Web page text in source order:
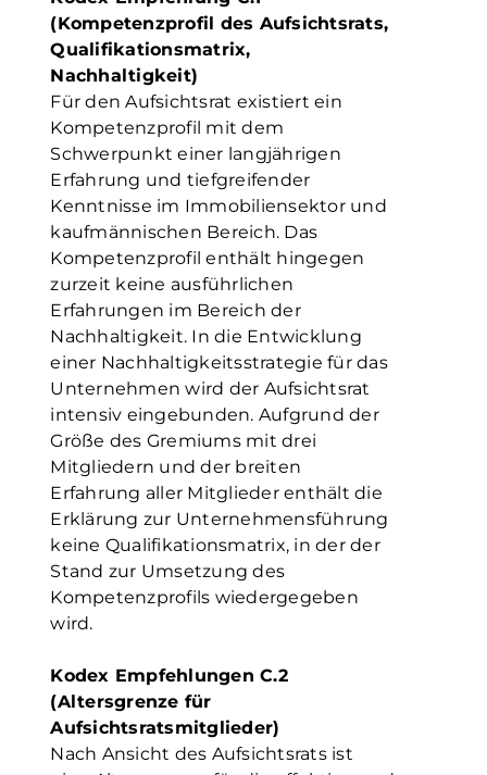
(Kompetenzprofil des Aufsichtsrats,
Qualifikationsmatrix,
Nachhaltigkeit)
Für den Aufsichtsrat existiert ein
Kompetenzprofil mit dem
Schwerpunkt einer langjährigen
Erfahrung und tiefgreifender
Kenntnisse im Immobiliensektor und
kaufmännischen Bereich. Das
Kompetenzprofil enthält hingegen
zurzeit keine ausführlichen
Erfahrungen im Bereich der
Nachhaltigkeit. In die Entwicklung
einer Nachhaltigkeitsstrategie für das
Unternehmen wird der Aufsichtsrat
intensiv eingebunden. Aufgrund der
Größe des Gremiums mit drei
Mitgliedern und der breiten
Erfahrung aller Mitglieder enthält die
Erklärung zur Unternehmensführung
keine Qualifikationsmatrix, in der der
Stand zur Umsetzung des
Kompetenzprofils wiedergegeben
wird.
Kodex Empfehlungen C.2
(Altersgrenze für
Aufsichtsratsmitglieder)
Nach Ansicht des Aufsichtsrats ist